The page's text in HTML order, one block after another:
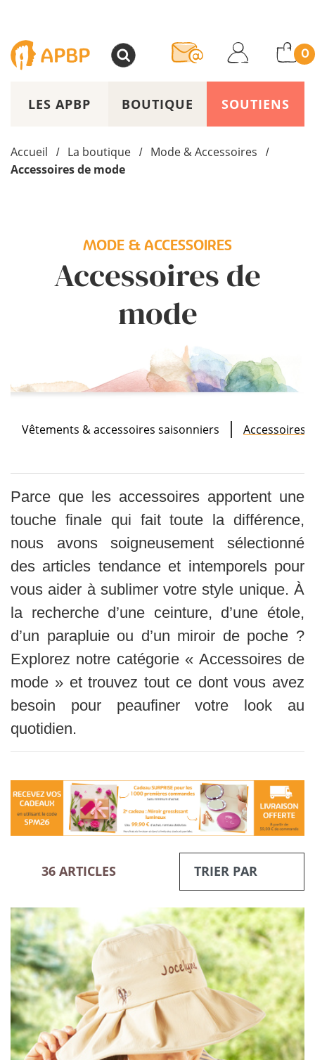
0
LES APBP BOUTIQUE SOUTIENS
Accueil / La boutique / Mode & Accessoires /
Accessoires de mode
MODE & ACCESSOIRES
Accessoires de
mode
Vêtements & accessoires saisonniers Accessoires
Parce que les accessoires apportent une
touche finale qui fait toute la différence,
nous avons soigneusement sélectionné
des articles tendance et intemporels pour
vous aider à sublimer votre style unique. À
la recherche d’une ceinture, d’une étole,
d’un parapluie ou d’un miroir de poche ?
Explorez notre catégorie « Accessoires de
mode » et trouvez tout ce dont vous avez
besoin pour peaufiner votre look au
quotidien.
36 ARTICLES